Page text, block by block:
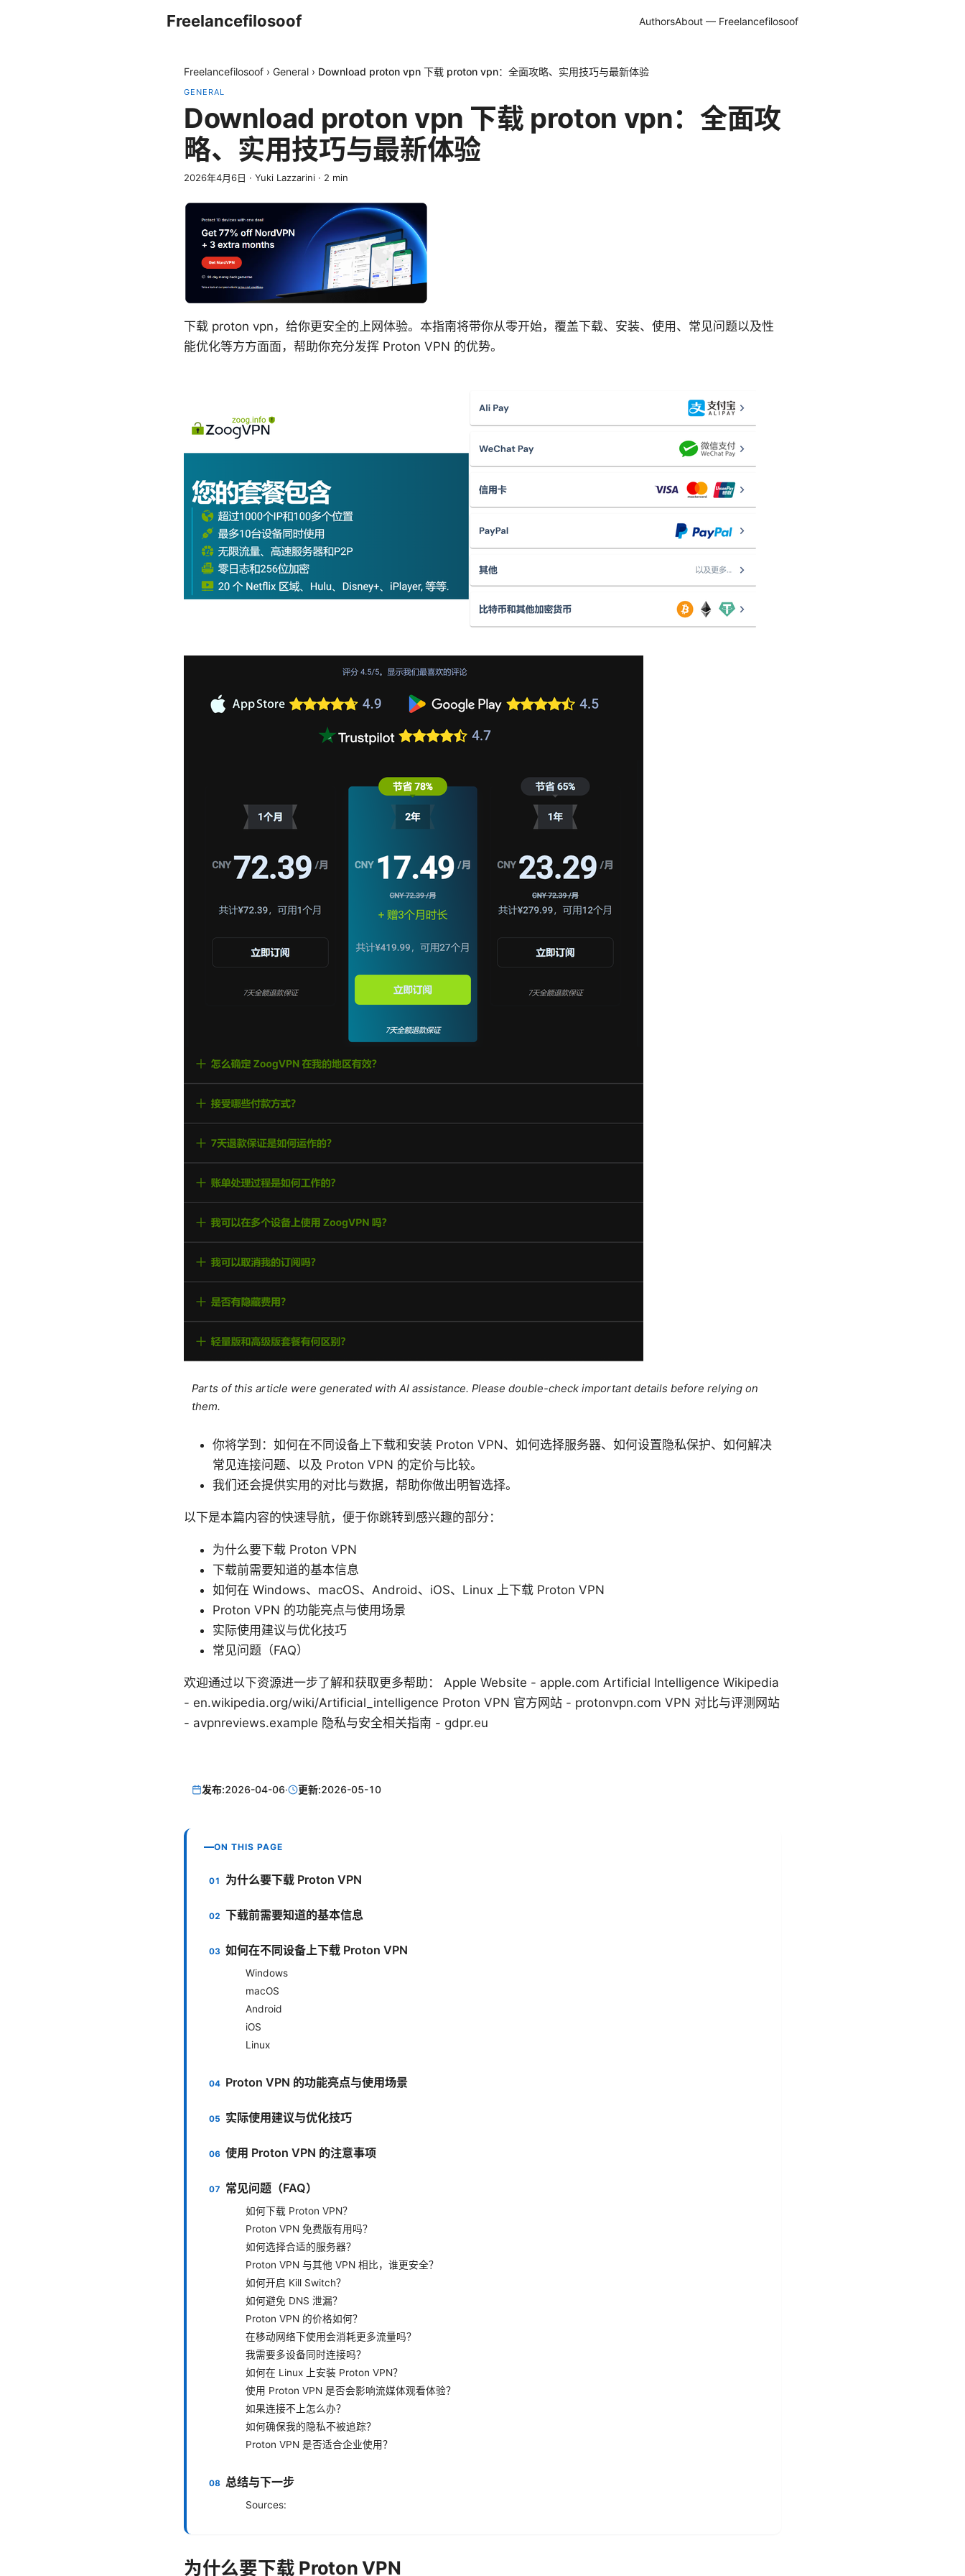
Freelancefilosoof AuthorsAbout — Freelancefilosoof
Freelancefilosoof › General › Download proton vpn 下载 proton vpn：全面攻略、实用技巧与最新体验
GENERAL
Download proton vpn 下载 proton vpn：全面攻
略、实用技巧与最新体验
2026年4月6日 · Yuki Lazzarini · 2 min
下载 proton vpn，给你更安全的上网体验。本指南将带你从零开始，覆盖下载、安装、使用、常见问题以及性
能优化等方方面面，帮助你充分发挥 Proton VPN 的优势。
Parts of this article were generated with AI assistance. Please double-check important details before relying on
them.
你将学到：如何在不同设备上下载和安装 Proton VPN、如何选择服务器、如何设置隐私保护、如何解决
常见连接问题、以及 Proton VPN 的定价与比较。
我们还会提供实用的对比与数据，帮助你做出明智选择。
以下是本篇内容的快速导航，便于你跳转到感兴趣的部分：
为什么要下载 Proton VPN
下载前需要知道的基本信息
如何在 Windows、macOS、Android、iOS、Linux 上下载 Proton VPN
Proton VPN 的功能亮点与使用场景
实际使用建议与优化技巧
常见问题（FAQ）
欢迎通过以下资源进一步了解和获取更多帮助： Apple Website - apple.com Artificial Intelligence Wikipedia
- en.wikipedia.org/wiki/Artificial_intelligence Proton VPN 官方网站 - protonvpn.com VPN 对比与评测网站
- avpnreviews.example 隐私与安全相关指南 - gdpr.eu
发布:2026-04-06· 更新:2026-05-10
ON THIS PAGE
为什么要下载 Proton VPN
下载前需要知道的基本信息
如何在不同设备上下载 Proton VPN
Windows
macOS
Android
iOS
Linux
Proton VPN 的功能亮点与使用场景
实际使用建议与优化技巧
使用 Proton VPN 的注意事项
常见问题（FAQ）
如何下载 Proton VPN？
Proton VPN 免费版有用吗？
如何选择合适的服务器？
Proton VPN 与其他 VPN 相比，谁更安全？
如何开启 Kill Switch？
如何避免 DNS 泄漏？
Proton VPN 的价格如何？
在移动网络下使用会消耗更多流量吗？
我需要多设备同时连接吗？
如何在 Linux 上安装 Proton VPN？
使用 Proton VPN 是否会影响流媒体观看体验？
如果连接不上怎么办？
如何确保我的隐私不被追踪？
Proton VPN 是否适合企业使用？
总结与下一步
Sources:
为什么要下载 Proton VPN